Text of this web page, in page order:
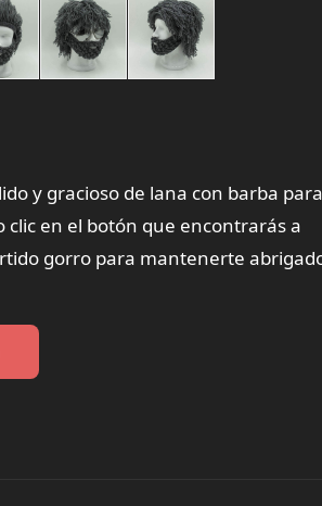
y gracioso de lana con barba para
en el botón que encontrarás a
gorro para mantenerte